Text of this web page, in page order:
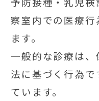
察室内での医療行
ます。
一般的な診療は
法に基づく行為
ています。